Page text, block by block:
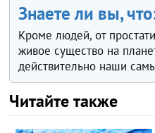
Знаете ли вы,
Кроме людей, от
живое существо на
действительно наши
Читайте также